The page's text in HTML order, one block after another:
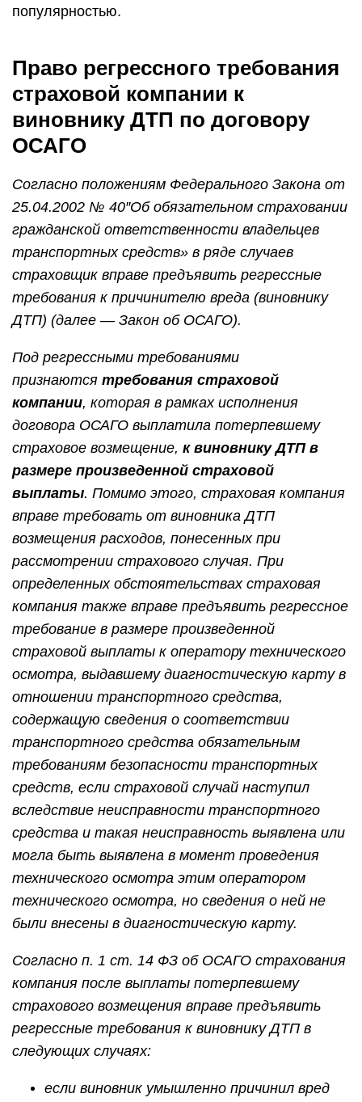
популярностью.
Право регрессного требования
страховой компании к
виновнику ДТП по договору
ОСАГО
Согласно положениям Федерального Закона от
25.04.2002 № 40″Об обязательном страховании
гражданской ответственности владельцев
транспортных средств» в ряде случаев
страховщик вправе предъявить регрессные
требования к причинителю вреда (виновнику
ДТП) (далее — Закон об ОСАГО).
Под регрессными требованиями
признаются требования страховой
компании, которая в рамках исполнения
договора ОСАГО выплатила потерпевшему
страховое возмещение, к виновнику ДТП в
размере произведенной страховой
выплаты. Помимо этого, страховая компания
вправе требовать от виновника ДТП
возмещения расходов, понесенных при
рассмотрении страхового случая. При
определенных обстоятельствах страховая
компания также вправе предъявить регрессное
требование в размере произведенной
страховой выплаты к оператору технического
осмотра, выдавшему диагностическую карту в
отношении транспортного средства,
содержащую сведения о соответствии
транспортного средства обязательным
требованиям безопасности транспортных
средств, если страховой случай наступил
вследствие неисправности транспортного
средства и такая неисправность выявлена или
могла быть выявлена в момент проведения
технического осмотра этим оператором
технического осмотра, но сведения о ней не
были внесены в диагностическую карту.
Согласно п. 1 ст. 14 ФЗ об ОСАГО страхования
компания после выплаты потерпевшему
страхового возмещения вправе предъявить
регрессные требования к виновнику ДТП в
следующих случаях:
если виновник умышленно причинил вред